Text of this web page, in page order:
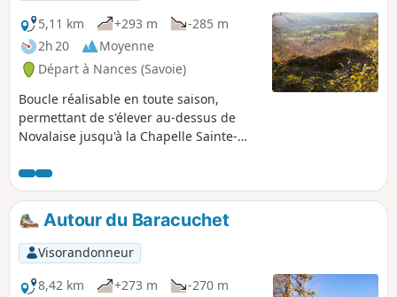
5,11 km
+293 m
-285 m
2h 20
Moyenne
Départ à Nances (Savoie)
Boucle réalisable en toute saison,
permettant de s'élever au-dessus de
Novalaise jusqu'à la Chapelle Sainte-
Villas Doria avant de traverser vers le
site de l'ancien château-fort de l'Épine
puis de redescendre dans la vallée.
Autour du Baracuchet
Visorandonneur
8,42 km
+273 m
-270 m